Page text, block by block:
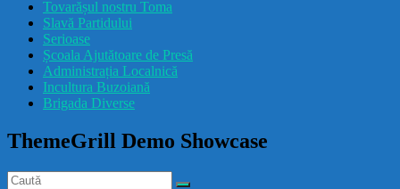
drăcușorulbuzoian
Tovarășul nostru Toma
Slavă Partidului
Serioase
Școala Ajutătoare de Presă
Administrația Localnică
Incultura Buzoiană
Brigada Diverse
ThemeGrill Demo Showcase